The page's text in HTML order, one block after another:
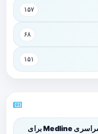
۱۵۷
۶۸
۱۵۱
اطلاعیه بازخوانی سراسری Medline برای